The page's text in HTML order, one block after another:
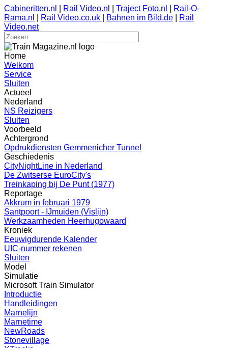
Cabineritten.nl Rail Video.nl Traject Foto.nl
Rail-O-
Rama.nl
Rail Video.co.uk Bahnen im Bild.de
Rail
Video.net
Home
Welkom
Service
Sluiten
Actueel
Nederland
NS Reizigers
Sluiten
Voorbeeld
Achtergrond
Opdrukdiensten Gemmenicher Tunnel
Geschiedenis
CityNightLine in Nederland
De Zwitserse EuroCity's
Treinkaping bij De Punt (1977)
Reportage
Akkrum in februari 1979
Santpoort - IJmuiden (Vislijn)
Werkzaamheden Heerhugowaard
Kroniek
Eeuwigdurende Kalender
UIC-nummer rekenen
Sluiten
Model
Simulatie
Microsoft Train Simulator
Introductie
Handleidingen
Marnelijn
Marnetime
NewRoads
Stonevillage